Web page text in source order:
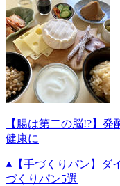
【腸は第二の脳!?】
健康に
【手づくりパン】
づくりパン5選